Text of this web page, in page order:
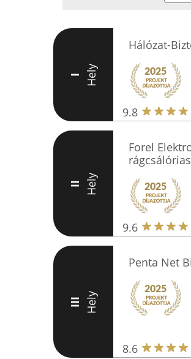
I Hely
Hálózat-
9.8
II Hely
Forel
9.6
III Hely
Penta Net
8.6